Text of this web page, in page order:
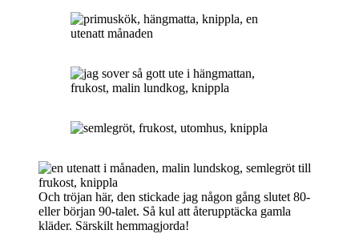
Och tröjan här, den stickade jag någon gång slutet 80-
eller början 90-talet. Så kul att återupptäcka gamla
kläder. Särskilt hemmagjorda!